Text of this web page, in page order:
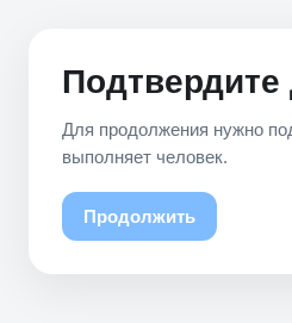
Подтвердите
Для продолжения нужно
выполняет человек.
Продолжить